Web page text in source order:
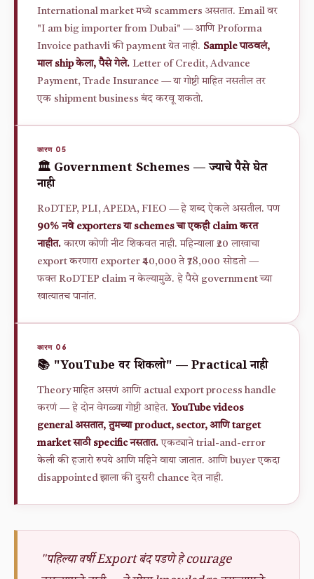
International market मध्ये scammers असतात. Email वर
"I am big importer from Dubai" — आणि Proforma
Invoice pathavli की payment येत नाही. Sample पाठवलं,
माल ship केला, पैसे गेले. Letter of Credit, Advance
Payment, Trade Insurance — या गोष्टी माहित नसतील तर
एक shipment business बंद करवू शकतो.
कारण 05
🏛️ Government Schemes — ज्याचे पैसे घेत
नाही
RoDTEP, PLI, APEDA, FIEO — हे शब्द ऐकले असतील. पण
90% नवे exporters या schemes चा एकही claim करत
नाहीत. कारण कोणी नीट शिकवत नाही. महिन्याला ₹20 लाखाचा
export करणारा exporter ₹40,000 ते ₹78,000 सोडतो —
फक्त RoDTEP claim न केल्यामुळे. हे पैसे government च्या
खात्यातच पानांत.
कारण 06
📚 "YouTube वर शिकलो" — Practical नाही
Theory माहित असणं आणि actual export process handle
करणं — हे दोन वेगळ्या गोष्टी आहेत. YouTube videos
general असतात, तुमच्या product, sector, आणि target
market साठी specific नसतात. एकट्याने trial-and-error
केली की हजारो रुपये आणि महिने वाया जातात. आणि buyer एकदा
disappointed झाला की दुसरी chance देत नाही.
"पहिल्या वर्षी Export बंद पडणे हे courage